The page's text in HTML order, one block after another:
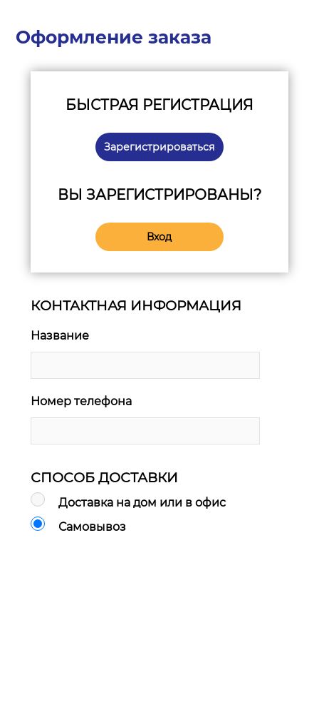
Оформление заказа
БЫСТРАЯ РЕГИСТРАЦИЯ
Зарегистрироваться
ВЫ ЗАРЕГИСТРИРОВАНЫ?
Вход
КОНТАКТНАЯ ИНФОРМАЦИЯ
Название
Номер телефона
СПОСОБ ДОСТАВКИ
Доставка на дом или в офис
Самовывоз